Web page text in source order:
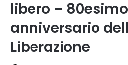
libero – 80esimo
anniversario
Liberazione